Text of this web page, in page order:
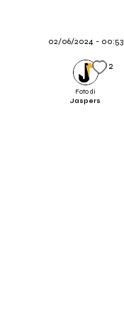
02/06/2024 - 00:53
Foto di
Jaspers
2